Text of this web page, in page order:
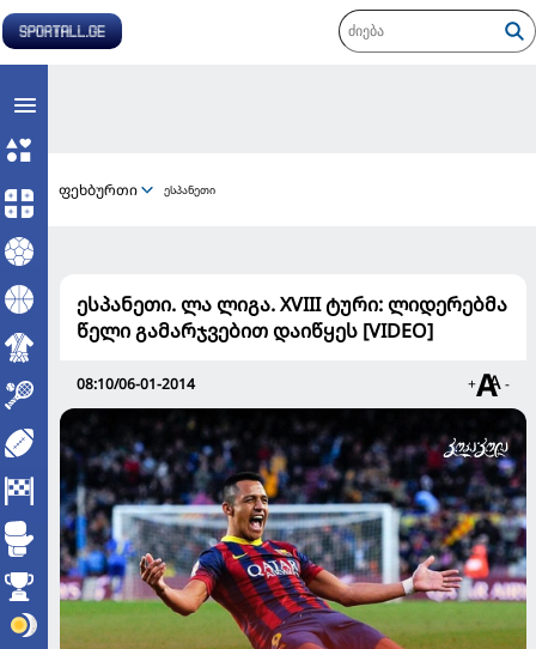
ფეხბურთი ესპანეთი
ესპანეთი. ლა ლიგა. XVIII ტური: ლიდერებმა
წელი გამარჯვებით დაიწყეს [VIDEO]
08:10/06-01-2014 + -